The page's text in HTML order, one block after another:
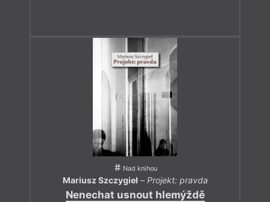
Nad knihou
Mariusz Szczygieł– Projekt: pravda
Nenechat usnout hlemýždě